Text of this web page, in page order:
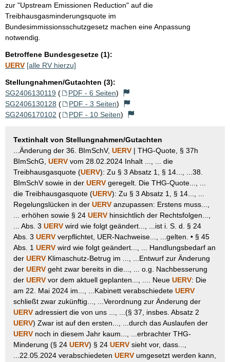
zur "Upstream Emissionen Reduction" auf die
Treibhausgasminderungsquote im
Bundesimmissionsschutzgesetz machen eine Anpassung
notwendig.
Betroffene Bundesgesetze (1):
UERV [alle RV hierzu]
Stellungnahmen/Gutachten (3):
SG2406130119 ( PDF - 6 Seiten)
SG2406130128 ( PDF - 3 Seiten)
SG2406170102 ( PDF - 10 Seiten)
Textinhalt von Stellungnahmen/Gutachten
...Änderung der 36. BImSchV, UERV | THG-Quote, § 37h
BImSchG, UERV vom 28.02.2024 Inhalt ..., ... die
Treibhausgasquote (UERV): Zu § 3 Absatz 1, § 14..., ...38.
BImSchV sowie in der UERV geregelt. Die THG-Quote..., ...
die Treibhausgasquote (UERV): Zu § 3 Absatz 1, § 14..., ...
Regelungslücken in der UERV anzupassen: Erstens muss...,
... erhöhen sowie § 24 UERV hinsichtlich der Rechtsfolgen...,
... Abs. 3 UERV wird wie folgt geändert..., ...ist i. S. d. § 24
Abs. 3 UERV verpflichtet, UER-Nachweise..., ...gelten. • § 45
Abs. 1 UERV wird wie folgt geändert..., ... Handlungsbedarf an
der UERV Klimaschutz-Betrug im ..., ...Entwurf zur Änderung
der UERV geht zwar bereits in die..., ... o.g. Nachbesserung
der UERV vor dem aktuell geplanten..., .... Neue UERV: Die
am 22. Mai 2024 im..., ...Kabinett verabschiedete UERV
schließt zwar zukünftig..., ...Verordnung zur Änderung der
UERV adressiert die von uns ..., ...(§ 37, insbes. Absatz 2
UERV) Zwar ist auf den ersten..., ...durch das Auslaufen der
UERV noch in diesem Jahr kaum..., ...erbrachter THG-
Minderung (§ 24 UERV) § 24 UERV sieht vor, dass...,
...22.05.2024 verabschiedeten UERV umgesetzt werden kann,